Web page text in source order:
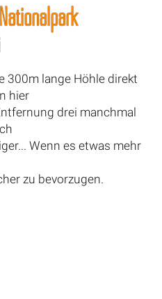
300m lange Höhle direkt
hier
drei manchmal
Wenn es etwas mehr
zu bevorzugen.